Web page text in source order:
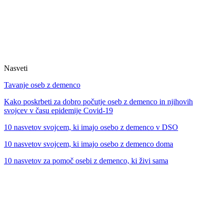
Nasveti
Tavanje oseb z demenco
Kako poskrbeti za dobro počutje oseb z demenco in njihovih
svojcev v času epidemije Covid-19
10 nasvetov svojcem, ki imajo osebo z demenco v DSO
10 nasvetov svojcem, ki imajo osebo z demenco doma
10 nasvetov za pomoč osebi z demenco, ki živi sama